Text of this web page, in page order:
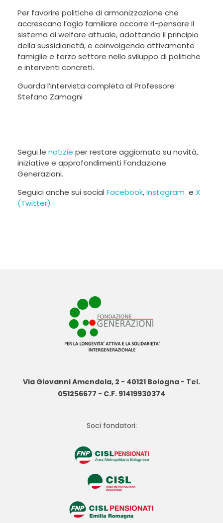
Per favorire politiche di armonizzazione che
accrescano l’agio familiare occorre ri-pensare il
sistema di welfare attuale, adottando il principio
della sussidiarietà, e coinvolgendo attivamente
famiglie e terzo settore nello sviluppo di politiche
e interventi concreti.
Guarda l’intervista completa al Professore
Stefano Zamagni
Segui le notizie per restare aggiornato su novità,
iniziative e approfondimenti Fondazione
Generazioni.
Seguici anche sui social Facebook,Instagram e X
(Twitter)
Via Giovanni Amendola, 2 - 40121 Bologna - Tel.
051256677 - C.F. 91419930374
Soci fondatori: